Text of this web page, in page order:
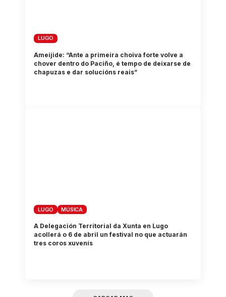
LUGO
Ameijide: “Ante a primeira choiva forte volve a
chover dentro do Paciño, é tempo de deixarse de
chapuzas e dar solucións reais”
LUGO MÚSICA
A Delegación Territorial da Xunta en Lugo
acollerá o 6 de abril un festival no que actuarán
tres coros xuvenís